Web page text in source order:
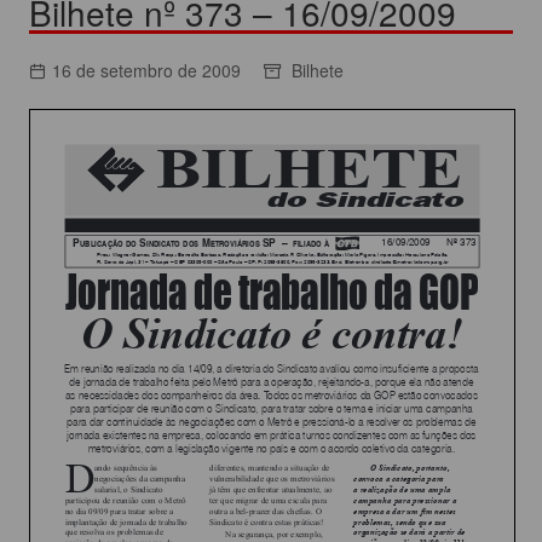
Bilhete nº 373 – 16/09/2009
16 de setembro de 2009 Bilhete